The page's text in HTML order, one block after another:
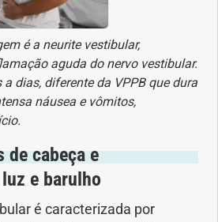
é a neurite vestibular,
aguda do nervo vestibular.
dias, diferente da VPPB que dura
náusea e vômitos,
de cabeça e
e barulho
é caracterizada por